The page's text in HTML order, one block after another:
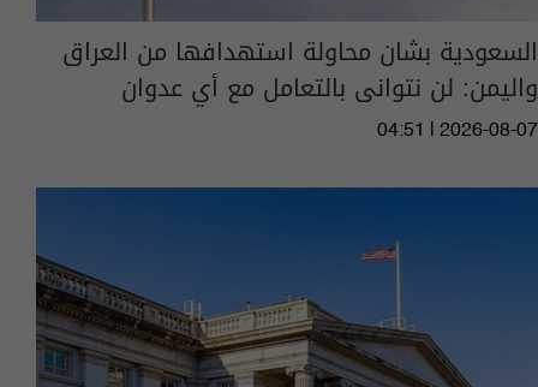
السعودية بشان محاولة استهدافها من العراق
واليمن: لن نتوانى بالتعامل مع أي عدوان
04:51 | 2026-08-07